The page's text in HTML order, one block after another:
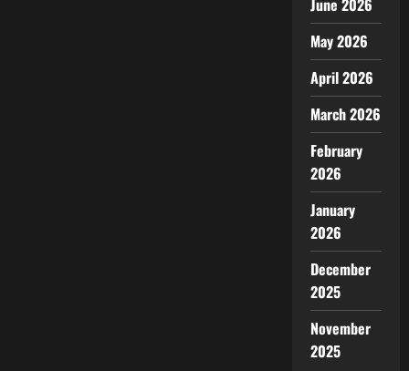
June 2026
May 2026
April 2026
March 2026
February
2026
January
2026
December
2025
November
2025